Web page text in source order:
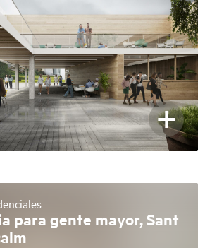
+
para gente mayor, Sant